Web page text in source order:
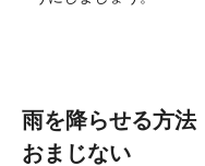
雨を降らせる方法
おまじない